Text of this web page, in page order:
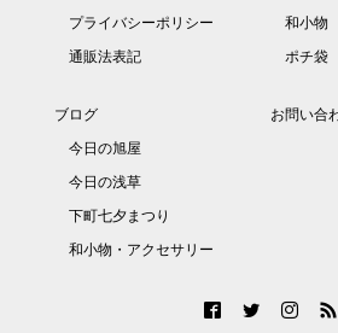
プライバシーポリシー
通販法表記
和小物
ポチ袋
ブログ
今日の旭屋
今日の浅草
下町七夕まつり
和小物・アクセサリー
お問い合